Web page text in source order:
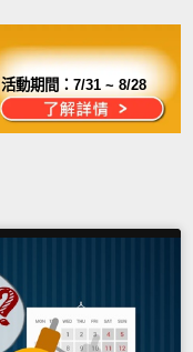
活動期間：7/31 ~ 8/28